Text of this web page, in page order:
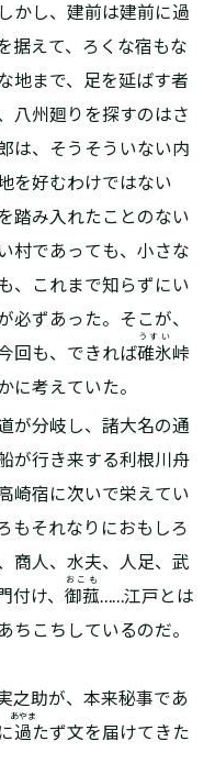
かし、建前は建前に過
据えて、ろくな宿もな
地まで、足を延ばす者
八州廻りを探すのはさ
は、そうそういない内
を好むわけではない
踏み入れたことのない
村であっても、小さな
、これまで知らずにい
必ずあった。そこが、
回も、できれば碓氷
うすい
峠
に考えていた。
が分岐し、諸大名の通
が行き来する利根川舟
崎宿に次いで栄えてい
もそれなりにおもしろ
商人、水夫、人足、武
付け、 御菰
おこも
……江戸とは
ちこちしているのだ。
之助が、本来秘事であ
過
あやま
たず文を届けてきた